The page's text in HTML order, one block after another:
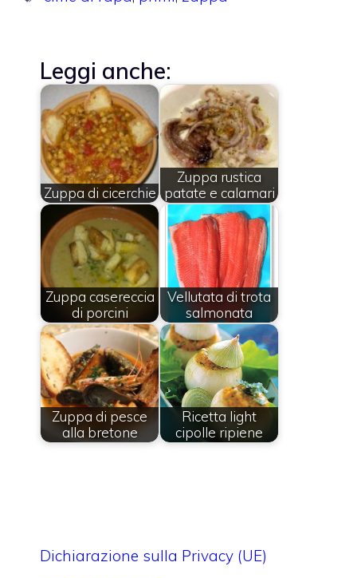
Leggi anche:
Zuppa di cicerchie
Zuppa rustica
patate e calamari
Zuppa casereccia
di porcini
Vellutata di trota
salmonata
Zuppa di pesce
alla bretone
Ricetta light
cipolle ripiene
Dichiarazione sulla Privacy (UE)